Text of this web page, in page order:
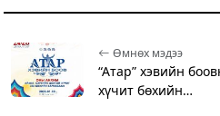
Өмнөх мэдээ
“Атар” хэвийн
хүчит бөхийн…